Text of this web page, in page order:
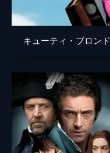
キューティ・ブロンド